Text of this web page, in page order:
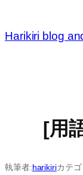
を
Harikiri blog
[用
執筆者:harikiriカテゴ